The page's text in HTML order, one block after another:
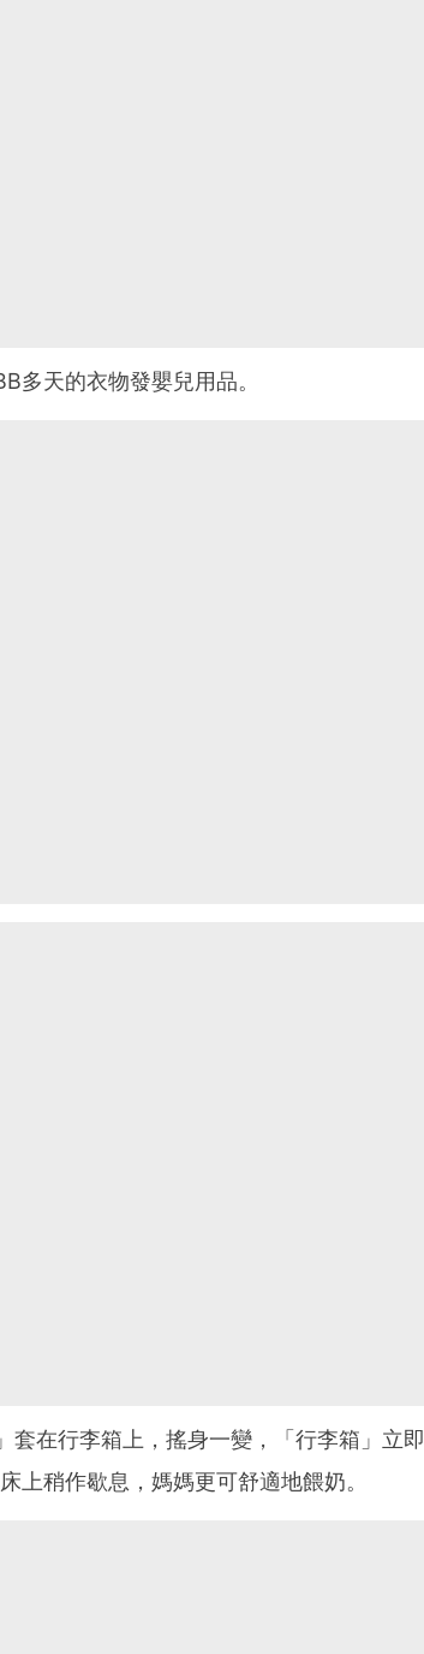
多天的衣物發嬰兒用品。
在行李箱上，搖身一變，「行李箱」立即
上稍作歇息，媽媽更可舒適地餵奶。